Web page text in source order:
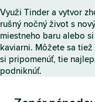
Využi Tinder a vytvor
rušný nočný život s
miestneho baru alebo
kaviarni. Môžete sa
si pripomenúť, tie
podniknúť.